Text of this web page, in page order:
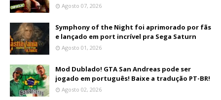
Agosto 07, 2026
Symphony of the Night foi aprimorado por fãs
e lançado em port incrível pra Sega Saturn
Agosto 01, 2026
Mod Dublado! GTA San Andreas pode ser
jogado em português! Baixe a tradução PT-BR!
Agosto 02, 2026